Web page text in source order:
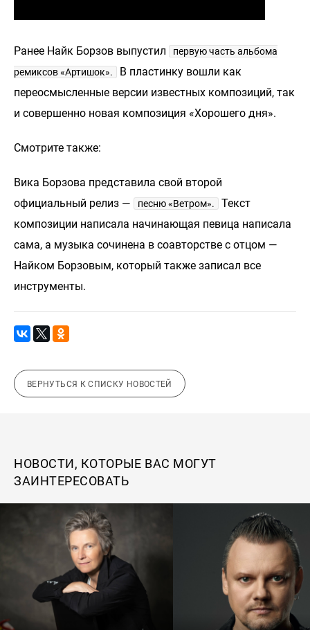
Ранее Найк Борзов выпустил
первую часть альбома
ремиксов «Артишок».
В пластинку вошли как
переосмысленные версии известных композиций, так
и совершенно новая композиция «Хорошего дня».
Смотрите также:
Вика Борзова представила свой второй
официальный релиз —
песню «Ветром».
Текст
композиции написала начинающая певица написала
сама, а музыка сочинена в соавторстве с отцом —
Найком Борзовым, который также записал все
инструменты.
ВЕРНУТЬСЯ К СПИСКУ НОВОСТЕЙ
НОВОСТИ, КОТОРЫЕ ВАС МОГУТ
ЗАИНТЕРЕСОВАТЬ